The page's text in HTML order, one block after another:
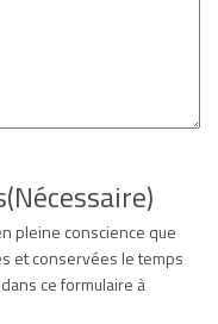
(Nécessaire)
pleine conscience que
et conservées le temps
ce formulaire à